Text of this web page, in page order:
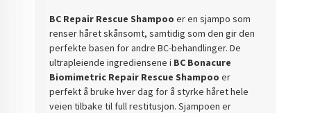
BC Repair Rescue Shampoo er en sjampo som
renser håret skånsomt, samtidig som den gir den
perfekte basen for andre BC-behandlinger.De
ultrapleiende ingrediensene i BC Bonacure
Biomimetric Repair Rescue Shampoo er
perfekt å bruke hver dag for å styrke håret hele
veien tilbake til full restitusjon. Sjampoen er